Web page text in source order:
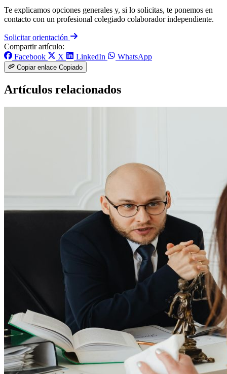
Te explicamos opciones generales y, si lo solicitas, te ponemos en
contacto con un profesional colegiado colaborador independiente.
Solicitar orientación
Compartir artículo:
Facebook
X LinkedIn WhatsApp
Copiar enlace Copiado
Artículos relacionados